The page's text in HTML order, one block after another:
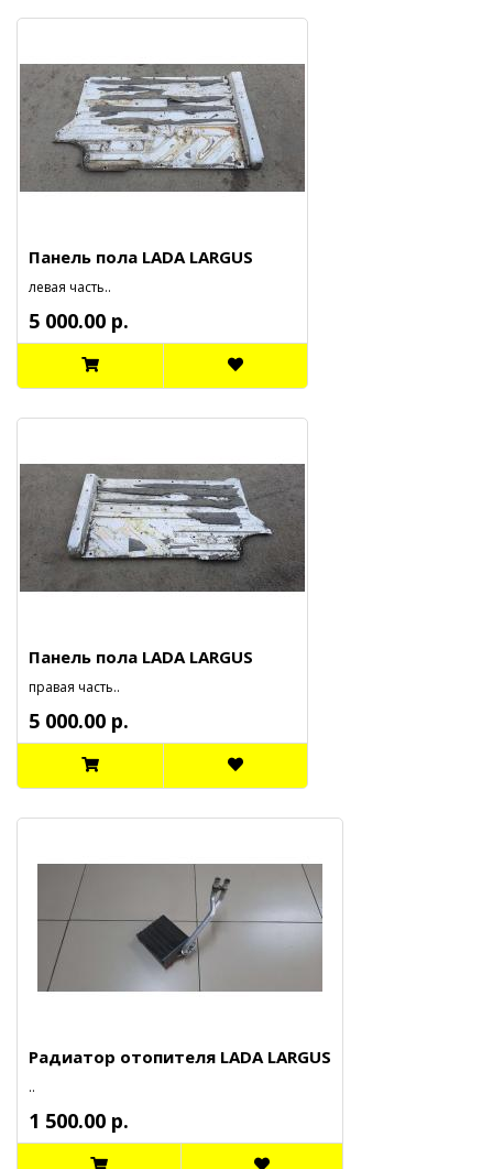
Панель пола LADA LARGUS
левая часть..
5 000.00 р.
Панель пола LADA LARGUS
правая часть..
5 000.00 р.
Радиатор отопителя LADA LARGUS
..
1 500.00 р.